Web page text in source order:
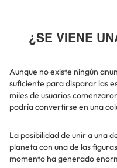
¿SE VIENE
Aunque no existe ningún
suficiente para disparar las
miles de usuarios
podría convertirse en una
La posibilidad de unir a una
planeta con una de las
momento ha generado